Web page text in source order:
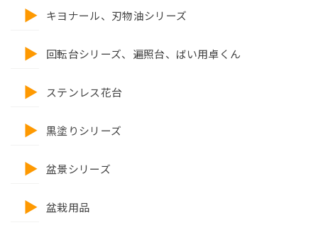
キヨナール、刃物油シリーズ
回転台シリーズ、遍照台、ばい用卓くん
ステンレス花台
黒塗りシリーズ
盆景シリーズ
盆栽用品